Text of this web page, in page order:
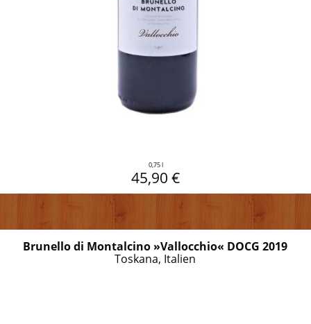
0,75 l
45,90 €
Brunello di Montalcino »Vallocchio« DOCG 2019
Toskana, Italien